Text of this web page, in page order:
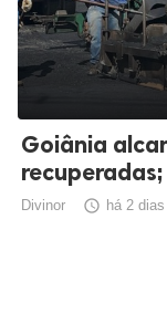
Goiânia
Divinor  há 2 dias